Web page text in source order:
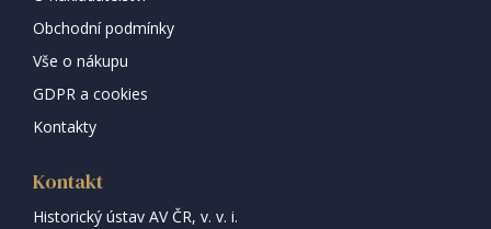
Obchodní podmínky
Vše o nákupu
GDPR a cookies
Kontakty
Kontakt
Historický ústav AV ČR, v. v. i.